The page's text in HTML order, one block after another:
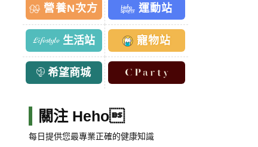
營養N次方 運動站
生活站 寵物站
希望商城
關注 Heho
每日提供您最專業正確的健康知識